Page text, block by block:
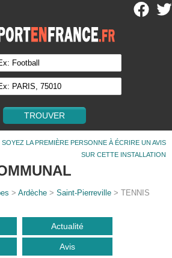
SOYEZ LA PREMIÈRE PERSONNE À ÉCRIRE UN AVIS
SUR CETTE INSTALLATION
>Ardèche >Saint-Pierreville > TENNIS
Actualité
Avis